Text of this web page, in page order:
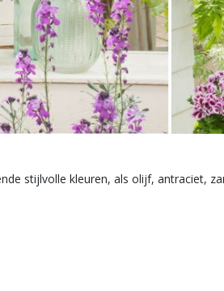
stijlvolle kleuren, als olijf, antraciet,